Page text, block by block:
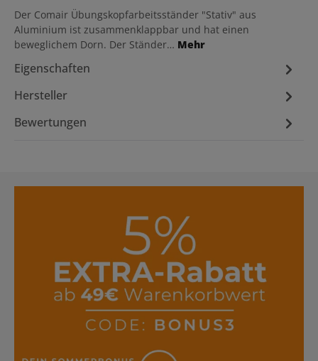
Der Comair Übungskopfarbeitsständer "Stativ" aus
Aluminium ist zusammenklappbar und hat einen
beweglichem Dorn. Der Ständer… Mehr
Eigenschaften
Hersteller
Bewertungen